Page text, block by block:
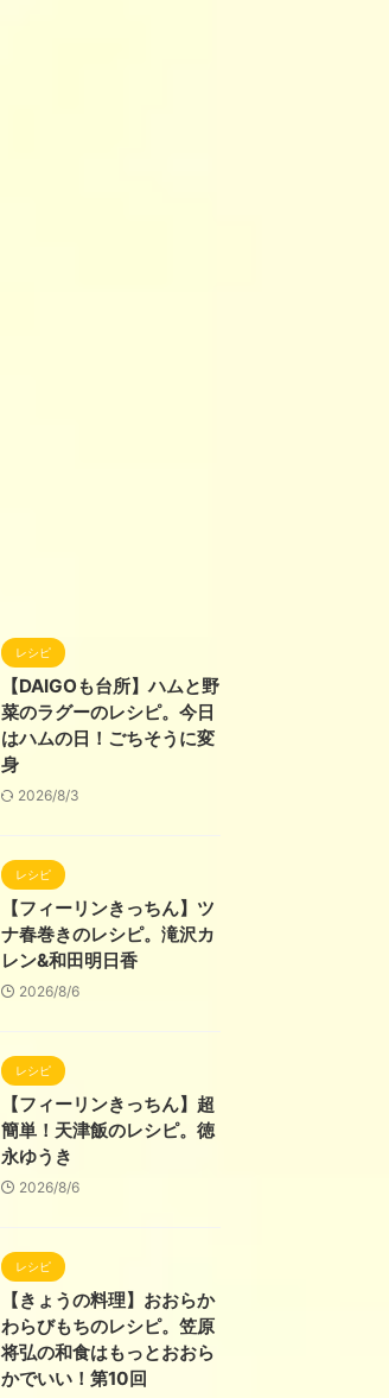
レシピ
【DAIGOも台所】ハムと野
菜のラグーのレシピ。今日
はハムの日！ごちそうに変
身
2026/8/3
レシピ
【フィーリンきっちん】ツ
ナ春巻きのレシピ。滝沢カ
レン&和田明日香
2026/8/6
レシピ
【フィーリンきっちん】超
簡単！天津飯のレシピ。徳
永ゆうき
2026/8/6
レシピ
【きょうの料理】おおらか
わらびもちのレシピ。笠原
将弘の和食はもっとおおら
かでいい！第10回